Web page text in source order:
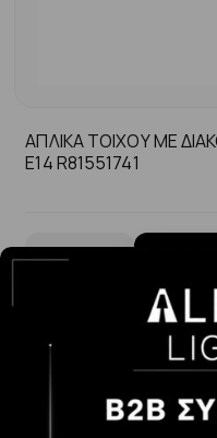
ΑΠΛΙΚΑ ΤΟΙΧΟΥ ΜΕ ΔΙΑΚΟΠΤΑΚΙ DAVOS ΚΑΦΕ ΜΟΚΑ
Ε14 R81551741
-